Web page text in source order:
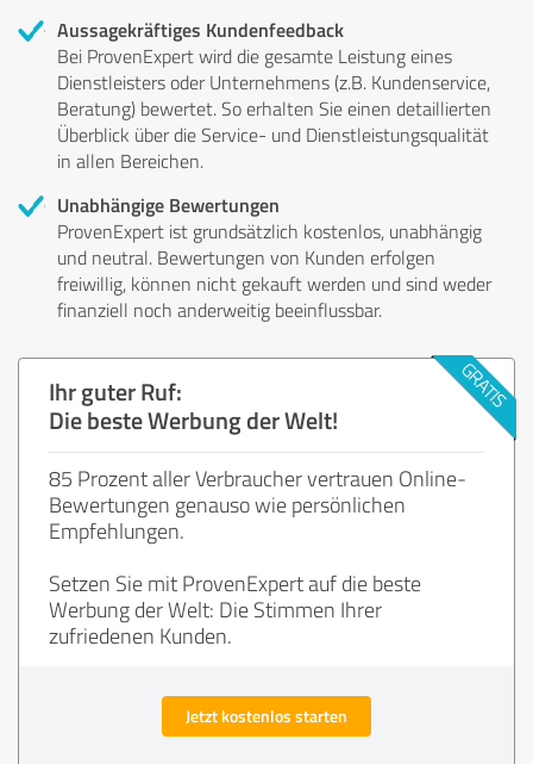
Aussagekräftiges Kundenfeedback
Bei ProvenExpert wird die gesamte Leistung eines
Dienstleisters oder Unternehmens (z.B. Kundenservice,
Beratung) bewertet. So erhalten Sie einen detaillierten
Überblick über die Service- und Dienstleistungsqualität
in allen Bereichen.
Unabhängige Bewertungen
ProvenExpert ist grundsätzlich kostenlos, unabhängig
und neutral. Bewertungen von Kunden erfolgen
freiwillig, können nicht gekauft werden und sind weder
finanziell noch anderweitig beeinflussbar.
Ihr guter Ruf:
Die beste Werbung der Welt!
85 Prozent aller Verbraucher vertrauen Online-
Bewertungen genauso wie persönlichen
Empfehlungen.
Setzen Sie mit ProvenExpert auf die beste
Werbung der Welt: Die Stimmen Ihrer
zufriedenen Kunden.
Jetzt kostenlos starten